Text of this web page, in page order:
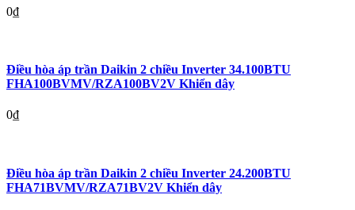
0₫
Điều hòa áp trần Daikin 2 chiều Inverter 34.100BTU
FHA100BVMV/RZA100BV2V Khiển dây
0₫
Điều hòa áp trần Daikin 2 chiều Inverter 24.200BTU
FHA71BVMV/RZA71BV2V Khiển dây